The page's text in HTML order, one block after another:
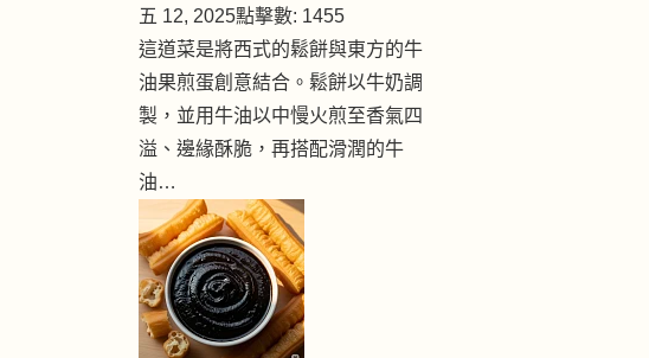
五 12, 2025點擊數: 1455
這道菜是將西式的鬆餅與東方的牛
油果煎蛋創意結合。鬆餅以牛奶調
製，並用牛油以中慢火煎至香氣四
溢、邊緣酥脆，再搭配滑潤的牛
油…